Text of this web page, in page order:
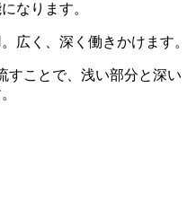
なります。
広く、深く働きかけます。
すことで、浅い部分と深い